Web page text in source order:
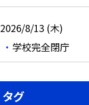
2026/8/13 (木)
学校完全閉庁
タグ